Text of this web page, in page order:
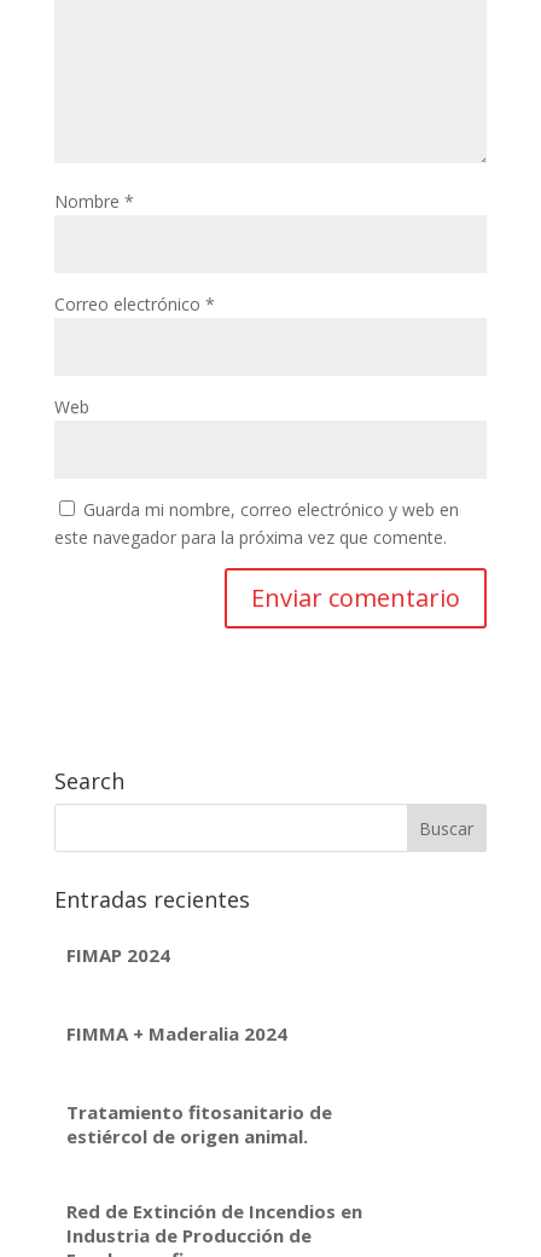
Nombre *
Correo electrónico *
Web
Guarda mi nombre, correo electrónico y web en
este navegador para la próxima vez que comente.
Search
Entradas recientes
FIMAP 2024
FIMMA + Maderalia 2024
Tratamiento fitosanitario de
estiércol de origen animal.
Red de Extinción de Incendios en
Industria de Producción de